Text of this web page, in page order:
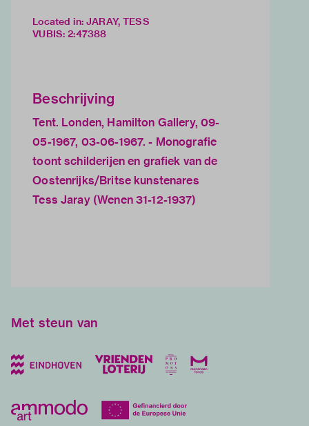
Located in: JARAY, TESS
VUBIS: 2:47388
Beschrijving
Tent. Londen, Hamilton Gallery, 09-
05-1967, 03-06-1967. - Monografie
toont schilderijen en grafiek van de
Oostenrijks/Britse kunstenares
Tess Jaray (Wenen 31-12-1937)
Met steun van